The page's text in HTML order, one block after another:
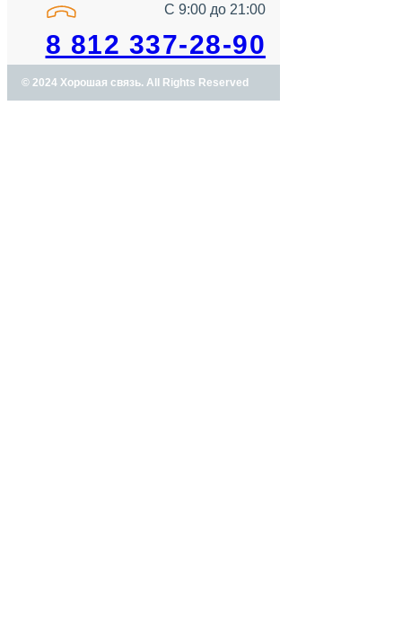
С 9:00 до 21:00
8 812 337-28-90
© 2024 Хорошая связь. All Rights Reserved